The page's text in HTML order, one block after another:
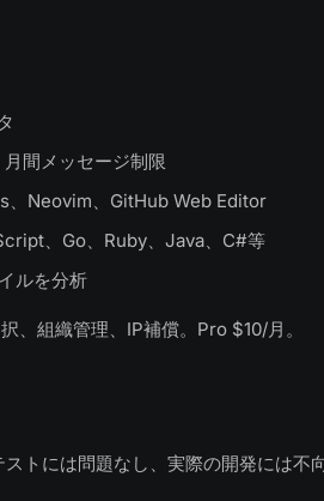
間メッセージ制限
Neovim、GitHub Web Editor
、Go、Ruby、Java、C#等
ルを分析
、組織管理、IP補償。Pro $10/月。
トには問題なし、実際の開発には不